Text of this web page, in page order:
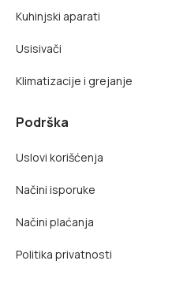
Kuhinjski aparati
Usisivači
Klimatizacije i grejanje
Podrška
Uslovi korišćenja
Načini isporuke
Načini plaćanja
Politika privatnosti